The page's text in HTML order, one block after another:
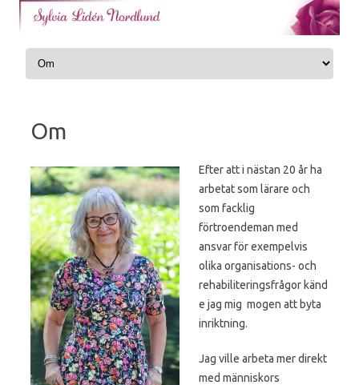
Skip to content
Om
Efter att i nästan 20 år ha
arbetat som lärare och
som facklig
förtroendeman med
ansvar för exempelvis
olika organisations- och
rehabiliteringsfrågor känd
e jag mig mogen att byta
inriktning.
Jag ville arbeta mer direkt
med människors